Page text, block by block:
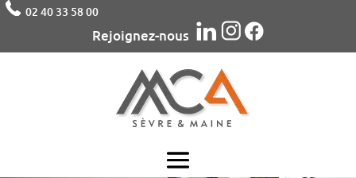
02 40 33 58 00
Rejoignez-nous